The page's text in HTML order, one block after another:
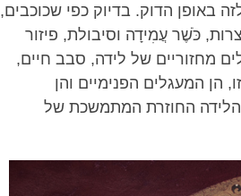
באופן הדוק. בדיוק כפי שכוכבים,
כֹּשֶׁר עֲמִידָה וסיבולת, פיזור
מחזוריים של לידה, סבב חיים,
הן המעגלים הפנימיים והן
הלידה החוזרת המתמשכת של